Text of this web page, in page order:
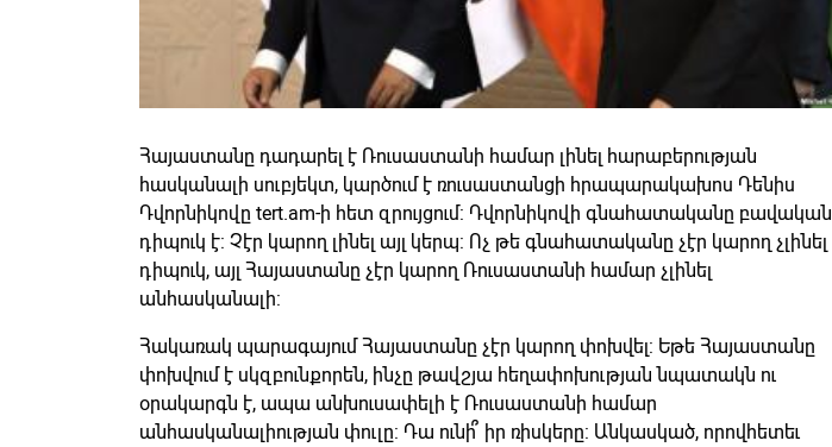
Հայաստանը դադարել է Ռուսաստանի համար լինել հարաբերության
հասկանալի սուբյեկտ, կարծում է ռուսաստանցի հրապարակախոս Դենիս
Դվորնիկովը tert.am-ի հետ զրույցում: Դվորնիկովի գնահատականը բավական
դիպուկ է: Չէր կարող լինել այլ կերպ: Ոչ թե գնահատականը չէր կարող չլինել
դիպուկ, այլ Հայաստանը չէր կարող Ռուսաստանի համար չլինել
անհասկանալի:
Հակառակ պարագայում Հայաստանը չէր կարող փոխվել: Եթե Հայաստանը
փոխվում է սկզբունքորեն, ինչը թավշյա հեղափոխության նպատակն ու
օրակարգն է, ապա անխուսափելի է Ռուսաստանի համար
անհասկանալիության փուլը: Դա ունի՞ իր ռիսկերը: Անկասկած, որովհետեւ